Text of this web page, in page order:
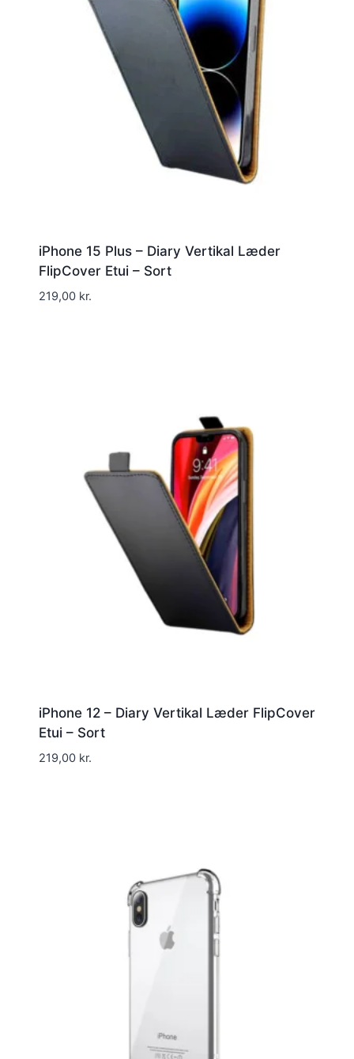
iPhone 15 Plus – Diary Vertikal Læder
FlipCover Etui – Sort
219,00 kr.
iPhone 12 – Diary Vertikal Læder FlipCover
Etui – Sort
219,00 kr.